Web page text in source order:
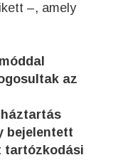
–, amely
az
bejelentett
tartózkodási